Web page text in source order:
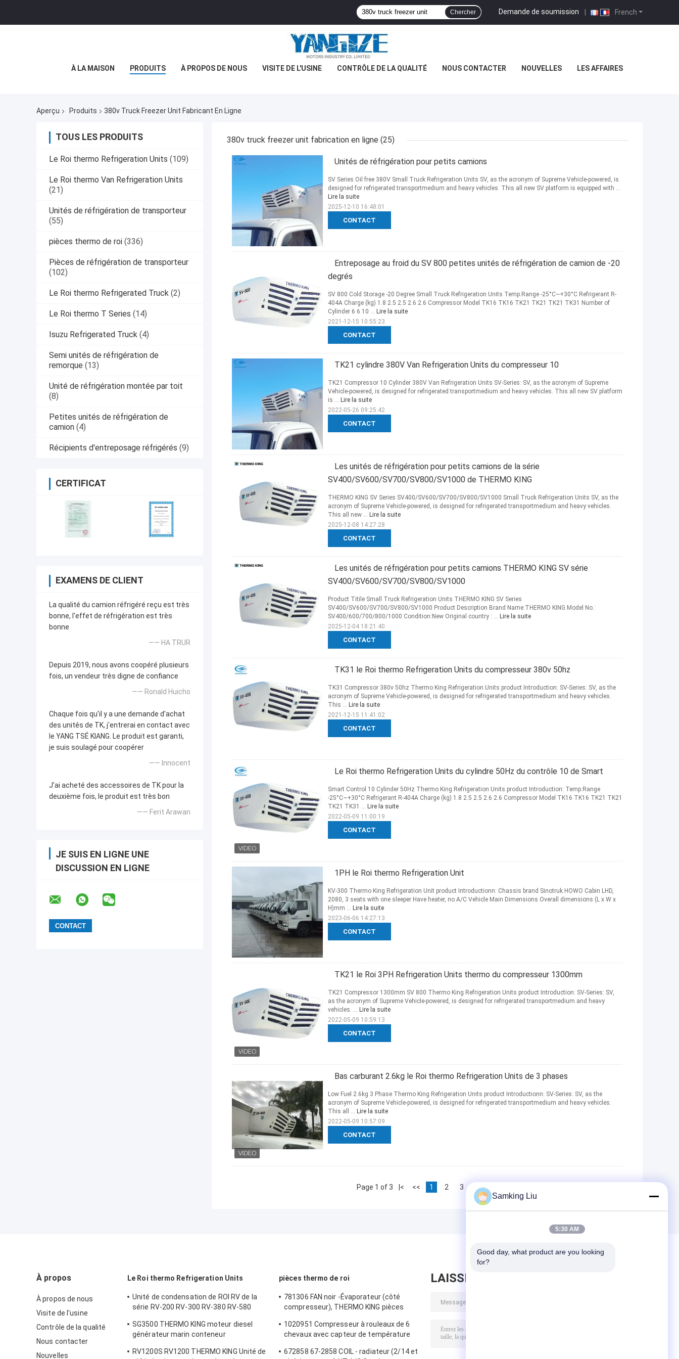
French
Demande de soumission |
Chercher
À LA MAISON PRODUITS À PROPOS DE NOUS VISITE DE L'USINE CONTRÔLE DE LA QUALITÉ NOUS CONTACTER NOUVELLES LES AFFAIRES
Aperçu Produits 380v Truck Freezer Unit Fabricant En Ligne
TOUS LES PRODUITS
Le Roi thermo Refrigeration Units (109)
Le Roi thermo Van Refrigeration Units
(21)
Unités de réfrigération de transporteur
(55)
pièces thermo de roi (336)
Pièces de réfrigération de transporteur
(102)
Le Roi thermo Refrigerated Truck (2)
Le Roi thermo T Series (14)
Isuzu Refrigerated Truck (4)
Semi unités de réfrigération de
remorque (13)
Unité de réfrigération montée par toit
(8)
Petites unités de réfrigération de
camion (4)
Récipients d'entreposage réfrigérés (9)
CERTIFICAT
EXAMENS DE CLIENT
La qualité du camion réfrigéré reçu est très
bonne, l'effet de réfrigération est très
bonne
—— HA TRUR
Depuis 2019, nous avons coopéré plusieurs
fois, un vendeur très digne de confiance
—— Ronald Huicho
Chaque fois qu'il y a une demande d'achat
des unités de TK, j'entrerai en contact avec
le YANG TSÉ KIANG. Le produit est garanti,
je suis soulagé pour coopérer
—— Innocent
J'ai acheté des accessoires de TK pour la
deuxième fois, le produit est très bon
—— Ferit Arawan
JE SUIS EN LIGNE UNE
DISCUSSION EN LIGNE
380v truck freezer unit fabrication en ligne (25)
Unités de réfrigération pour petits camions
CONTACT
SV Series Oil free 380V Small Truck Refrigeration Units SV, as the acronym of Supreme Vehicle-powered, is
designed for refrigerated transportmedium and heavy vehicles. This all new SV platform is equipped with ...
Lire la suite
2025-12-10 16:48:01
Entreposage au froid du SV 800 petites unités de réfrigération de camion de -20
degrés
CONTACT
SV 800 Cold Storage -20 Degree Small Truck Refrigeration Units​ Temp.Range -25°C~+30°C Refrigerant R-
404A Charge (kg) 1.8 2.5 2.5 2.6 2.6 Compressor Model TK16 TK16 TK21 TK21 TK21 TK31 Number of
Cylinder 6 6 10 ... Lire la suite
2021-12-15 10:55:23
TK21 cylindre 380V Van Refrigeration Units du compresseur 10
CONTACT
TK21 Compressor 10 Cylinder 380V Van Refrigeration Units SV-Series: SV, as the acronym of Supreme
Vehicle-powered, is designed for refrigerated transportmedium and heavy vehicles. This all new SV platform
is ... Lire la suite
2022-05-26 09:25:42
Les unités de réfrigération pour petits camions de la série
SV400/SV600/SV700/SV800/SV1000 de THERMO KING
CONTACT
THERMO KING SV Series SV400/SV600/SV700/SV800/SV1000 Small Truck Refrigeration Units SV, as the
acronym of Supreme Vehicle-powered, is designed for refrigerated transportmedium and heavy vehicles.
This all new ... Lire la suite
2025-12-08 14:27:28
Les unités de réfrigération pour petits camions THERMO KING SV série
SV400/SV600/SV700/SV800/SV1000
CONTACT
Product Titile Small Truck Refrigeration Units THERMO KING SV Series
SV400/SV600/SV700/SV800/SV1000 Product Description Brand Name:THERMO KING Model No.:
SV400/600/700/800/1000 Condition:New Original country : ... Lire la suite
2025-12-04 18:21:40
TK31 le Roi thermo Refrigeration Units du compresseur 380v 50hz
CONTACT
TK31 Compressor 380v 50hz Thermo King Refrigeration Units product Introduction: SV-Series: SV, as the
acronym of Supreme Vehicle-powered, is designed for refrigerated transportmedium and heavy vehicles.
This ... Lire la suite
2021-12-15 11:41:02
Le Roi thermo Refrigeration Units du cylindre 50Hz du contrôle 10 de Smart
CONTACT
Smart Control 10 Cylinder 50Hz Thermo King Refrigeration Units product Introduction: Temp.Range
-25°C~+30°C Refrigerant R-404A Charge (kg) 1.8 2.5 2.5 2.6 2.6 Compressor Model TK16 TK16 TK21 TK21
TK21 TK31 ... Lire la suite
2022-05-09 11:00:19
1PH le Roi thermo Refrigeration Unit
CONTACT
KV-300 Thermo King Refrigeration Unit product Introductionn: Chassis brand Sinotruk HOWO Cabin LHD,
2080, 3 seats with one sleeper Have heater, no A/C Vehicle Main Dimensions Overall dimensions (L x W x
H)mm ... Lire la suite
2023-06-06 14:27:13
TK21 le Roi 3PH Refrigeration Units thermo du compresseur 1300mm
CONTACT
TK21 Compressor 1300mm SV 800 Thermo King Refrigeration Units product Introduction: SV-Series: SV,
as the acronym of Supreme Vehicle-powered, is designed for refrigerated transportmedium and heavy
vehicles. ... Lire la suite
2022-05-09 10:59:13
Bas carburant 2.6kg le Roi thermo Refrigeration Units de 3 phases
CONTACT
Low Fuel 2.6kg 3 Phase Thermo King Refrigeration Units product Introductionn: SV-Series: SV, as the
acronym of Supreme Vehicle-powered, is designed for refrigerated transportmedium and heavy vehicles.
This all ... Lire la suite
2022-05-09 10:57:09
Page 1 of 3 |< << 1 2 3 >>
À propos
À propos de nous
Visite de l'usine
Contrôle de la qualité
Nous contacter
Nouvelles
Le Roi thermo Refrigeration Units
Unité de condensation de ROI RV de la
série RV-200 RV-300 RV-380 RV-580
compresseur
SG3500 THERMO KING moteur diesel
générateur marin conteneur
électrique consommation de carburant
RV1200S RV1200 THERMO KING Unité de
pièces thermo de roi
781306 FAN noir -Évaporateur (côté
compresseur), THERMO KING pièces
réfrigérateur
1020951 Compresseur à rouleaux de 6
chevaux avec capteur de température
réfrigérateur de camion
672858 67-2858 COIL - radiateur (2/14 et
LAISSEZ UN MESSAGE
Samking Liu
5:30 AM
Good day, what product are you looking
for?